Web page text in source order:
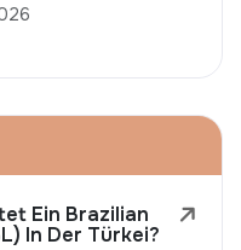
Ein Brazilian
In Der Türkei?